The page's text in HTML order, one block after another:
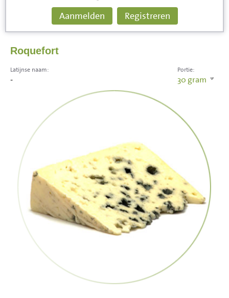
Aanmelden Registreren
Roquefort
Portie:
30 gram
Latijnse naam:
-